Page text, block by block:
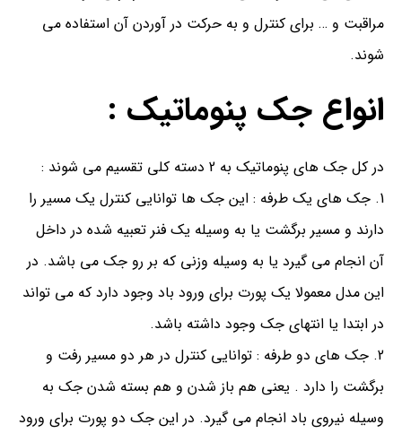
مراقبت و … برای کنترل و به حرکت در آوردن آن استفاده می
شوند.
انواع جک پنوماتیک :
در کل جک های پنوماتیک به 2 دسته کلی تقسیم می شوند :
جک های یک طرفه : این جک ها توانایی کنترل یک مسیر را
دارند و مسیر برگشت یا به وسیله یک فنر تعبیه شده در داخل
آن انجام می گیرد یا به وسیله وزنی که بر رو جک می باشد. در
این مدل معمولا یک پورت برای ورود باد وجود دارد که می تواند
در ابتدا یا انتهای جک وجود داشته باشد.
جک های دو طرفه : توانایی کنترل در هر دو مسیر رفت و
برگشت را دارد . یعنی هم باز شدن و هم بسته شدن جک به
وسیله نیروی باد انجام می گیرد. در این جک دو پورت برای ورود